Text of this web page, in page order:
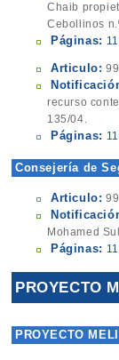
Chaib
Cebollinos
Páginas:
Articulo:
recurso
135/04.
Páginas:
Consejería de
Articulo:
Mohamed
Páginas:
PROYECTO
PROYECTO